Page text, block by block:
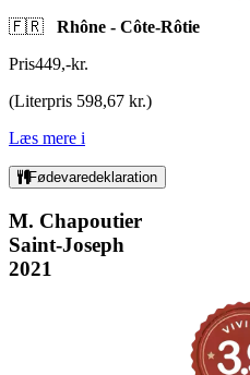
🇫🇷 Rhône - Côte-Rôtie
Pris449,-kr.
(Literpris 598,67 kr.)
Læs mere i
Fødevaredeklaration
M. Chapoutier
Saint-Joseph
2021